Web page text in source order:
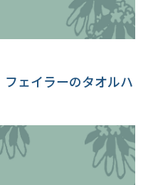
ェイラーのタオルハ